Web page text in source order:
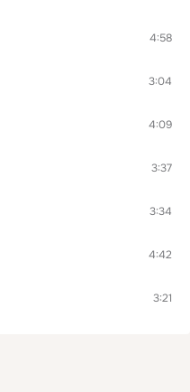
4:58
3:04
4:09
3:37
3:34
4:42
3:21